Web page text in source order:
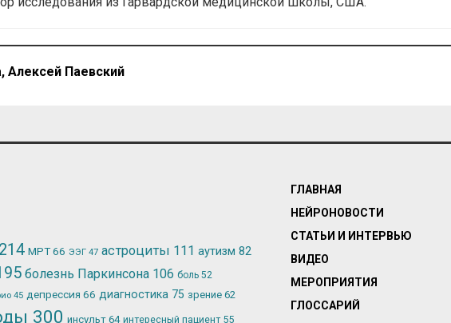
Алексей Паевский
214 МРТ66 ЭЭГ 47 астроциты 111 аутизм 82
болезнь Паркинсона 106 боль 52
45 депрессия 66 диагностика 75 зрение 62
300 инсульт 64 интересный пациент 55
ГЛАВНАЯ
НЕЙРОНОВОСТИ
СТАТЬИ И ИНТЕРВЬЮ
ВИДЕО
МЕРОПРИЯТИЯ
ГЛОССАРИЙ